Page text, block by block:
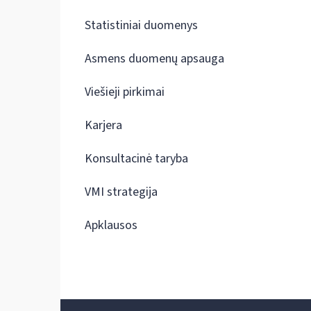
Statistiniai duomenys
Asmens duomenų apsauga
Viešieji pirkimai
Karjera
Konsultacinė taryba
VMI strategija
Apklausos